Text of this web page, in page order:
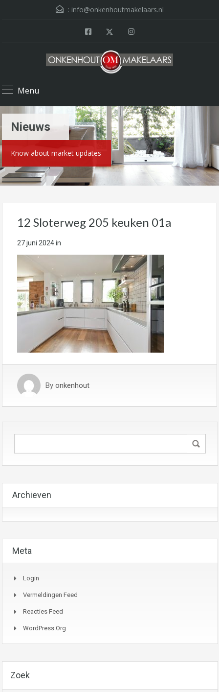
: info@onkenhoutmakelaars.nl
Menu
Nieuws
Know about market updates
12 Sloterweg 205 keuken 01a
27 juni 2024in
By onkenhout
Archieven
Meta
Login
Vermeldingen Feed
Reacties Feed
WordPress.org
Zoek